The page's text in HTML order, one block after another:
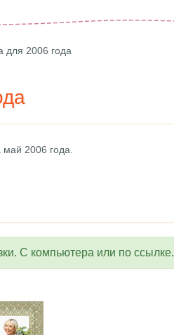
для 2006 года
2006 года.
С компьютера или по ссылке.